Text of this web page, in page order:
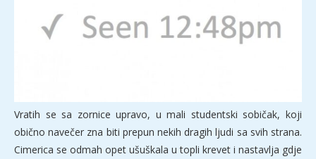
Vratih se sa zornice upravo, u mali studentski sobičak, koji
obično navečer zna biti prepun nekih dragih ljudi sa svih strana.
Cimerica se odmah opet ušuškala u topli krevet i nastavlja gdje